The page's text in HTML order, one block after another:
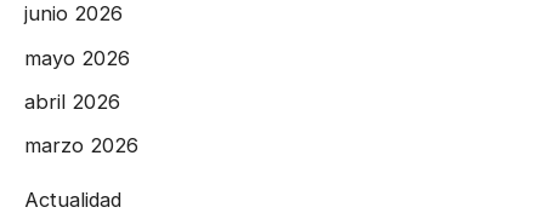
junio 2026
mayo 2026
abril 2026
marzo 2026
Actualidad